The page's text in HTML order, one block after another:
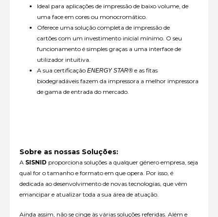
Ideal para aplicações de impressão de baixo volume, de
uma face em cores ou monocromático.
Oferece uma solução completa de impressão de
cartões com um investimento inicial mínimo. O seu
funcionamento é simples graças a uma interface de
utilizador intuitiva.
A sua certificação ENERGY STAR® e as fitas
biodegradáveis fazem da impressora a melhor impressora
de gama de entrada do mercado.
Sobre as nossas Soluções:
A SISNID proporciona soluções a qualquer género empresa, seja
qual for o tamanho e formato em que opera. Por isso, é
dedicada ao desenvolvimento de novas tecnologias, que vêm
emancipar e atualizar toda a sua área de atuação.
Ainda assim, não se cinge às várias soluções referidas. Além e